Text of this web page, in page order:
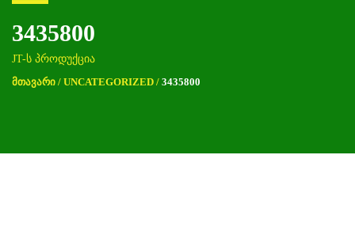
3435800
JT-ს პროდუქცია
ᲛᲗᲐᲕᲐᲠᲘ / UNCATEGORIZED / 3435800